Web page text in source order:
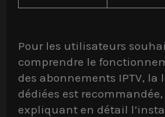
Pour les utilisateurs
comprendre le
des abonnements IPTV, la
dédiées est
expliquant en détail